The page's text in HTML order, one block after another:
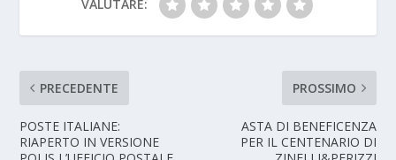
VALUTARE:
PRECEDENTE
POSTE ITALIANE:
RIAPERTO IN VERSIONE
PROSSIMO
ASTA DI BENEFICENZA
PER IL CENTENARIO DI